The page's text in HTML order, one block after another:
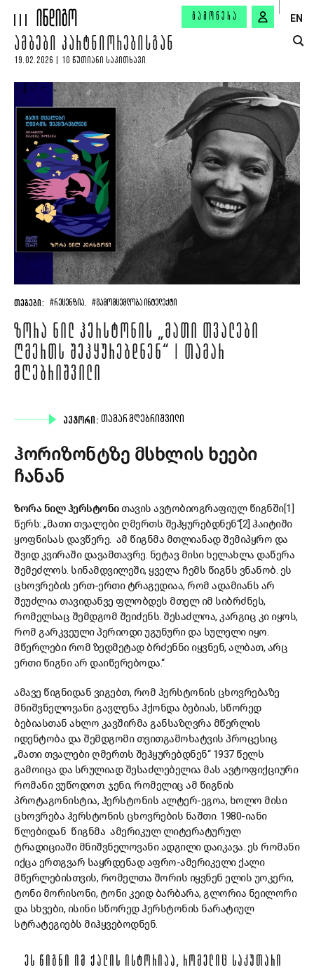
ᲒᲐᲛᲝᲬᲔᲠᲐ EN
ᲐᲛᲑᲔᲑᲘ ᲞᲐᲠᲢᲜᲘᲝᲠᲔᲑᲘᲡᲒᲐᲜ
19.02.2026 | 10 ᲬᲣᲗᲘᲐᲜᲘ ᲡᲐᲙᲘᲗᲮᲐᲕᲘ
ᲗᲔᲒᲔᲑᲘ: #ᲠᲔᲪᲔᲜᲖᲘᲐ, #ᲒᲐᲛᲝᲛᲪᲔᲛᲚᲝᲑᲐ ᲘᲜᲢᲔᲚᲔᲥᲢᲘ
ᲖᲝᲠᲐ ᲜᲘᲚ ᲰᲔᲠᲡᲢᲝᲜᲘᲡ „ᲛᲐᲗᲘ ᲗᲕᲐᲚᲔᲑᲘ
ᲦᲛᲔᲠᲗᲡ ᲨᲔᲰᲧᲣᲠᲔᲑᲓᲜᲔᲜ“ | ᲗᲐᲛᲐᲠ
ᲛᲦᲔᲑᲠᲘᲨᲕᲘᲚᲘ
ᲐᲕᲢᲝᲠᲘ: ᲗᲐᲛᲐᲠ ᲛᲦᲔᲑᲠᲘᲨᲕᲘᲚᲘ
ჰორიზონტზე მსხლის ხეები
ჩანან
ზორა ნილ ჰერსტონითავის ავტობიოგრაფიულ წიგნში[1]
წერს: „მათი თვალები ღმერთს შეჰყურებდნენ“[2] ჰაიტიში
ყოფნისას დავწერე. ამ წიგნმა მთლიანად შემიპყრო და
შვიდ კვირაში დავამთავრე. ნეტავ მისი ხელახლა დაწერა
შემეძლოს. სინამდვილეში, ყველა ჩემს წიგნს ვნანობ. ეს
ცხოვრების ერთ-ერთი ტრაგედიაა, რომ ადამიანს არ
შეუძლია თავიდანვე ფლობდეს მთელ იმ სიბრძნეს,
რომელსაც შემდგომ შეიძენს. შესაძლოა, კარგიც კი იყოს,
რომ გარკვეული პერიოდი უგუნური და სულელი იყო.
მწერლები რომ ზედმეტად ბრძენნი იყვნენ, ალბათ, არც
ერთი წიგნი არ დაიწერებოდა.“
ამავე წიგნიდან ვიგებთ, რომ ჰერსტონის ცხოვრებაზე
მნიშვნელოვანი გავლენა ჰქონდა ბებიას, სწორედ
ბებიასთან ახლო კავშირმა განსაზღვრა მწერლის
იდენტობა და შემდგომი თვითგამოხატვის პროცესიც.
„მათი თვალები ღმერთს შეჰყურებდნენ“ 1937 წელს
გამოიცა და სრულიად შესაძლებელია მას ავტოფიქციური
რომანი ვუწოდოთ. ჯენი, რომელიც ამ წიგნის
პროტაგონისტია, ჰერსტონის ალტერ-ეგოა, ხოლო მისი
ცხოვრება ჰერსტონის ცხოვრების ნაშთი. 1980-იანი
წლებიდან წიგნმა ამერიკულ ლიტერატურულ
ტრადიციაში მნიშვნელოვანი ადგილი დაიკავა. ეს რომანი
იქცა ერთგვარ საყრდენად აფრო-ამერიკელი ქალი
მწერლებისთვის, რომელთა შორის იყვნენ ელის უოკერი,
ტონი მორისონი, ტონი კეიდ ბარბარა, გლორია ნეილორი
და სხვები, ისინი სწორედ ჰერსტონის ნარატიულ
სტრატეგიებს მიჰყვებოდნენ.
ᲔᲡ ᲬᲘᲒᲜᲘ ᲘᲛ ᲥᲐᲚᲘᲡ ᲘᲡᲢᲝᲠᲘᲐᲐ, ᲠᲝᲛᲔᲚᲘᲪ ᲡᲐᲙᲣᲗᲐᲠᲘ